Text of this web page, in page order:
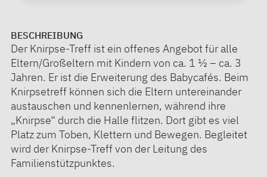
BESCHREIBUNG
Der Knirpse-Treff ist ein offenes Angebot für alle
Eltern/Großeltern mit Kindern von ca. 1 ½ – ca. 3
Jahren. Er ist die Erweiterung des Babycafés. Beim
Knirpsetreff können sich die Eltern untereinander
austauschen und kennenlernen, während ihre
„Knirpse“ durch die Halle flitzen. Dort gibt es viel
Platz zum Toben, Klettern und Bewegen. Begleitet
wird der Knirpse-Treff von der Leitung des
Familienstützpunktes.